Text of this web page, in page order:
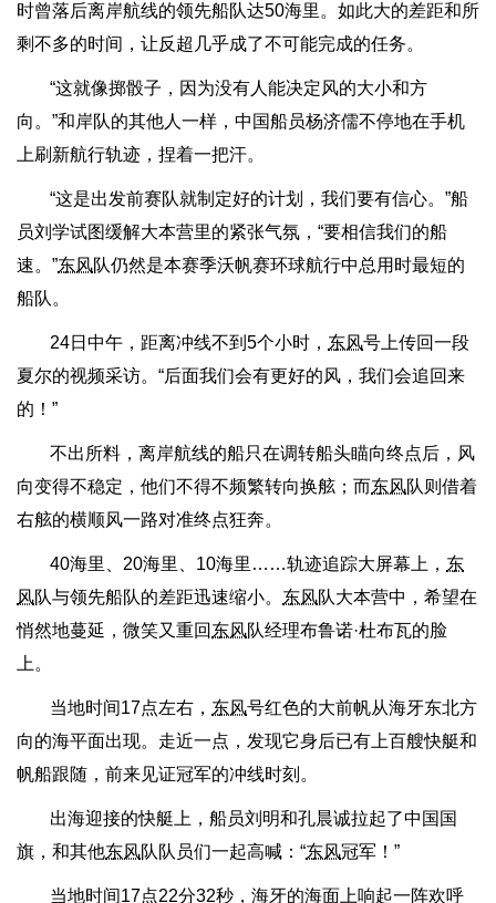
时曾落后离岸航线的领先船队达50海里。如此大的差距和所
剩不多的时间，让反超几乎成了不可能完成的任务。
“这就像掷骰子，因为没有人能决定风的大小和方
向。”和岸队的其他人一样，中国船员杨济儒不停地在手机
上刷新航行轨迹，捏着一把汗。
“这是出发前赛队就制定好的计划，我们要有信心。”船
员刘学试图缓解大本营里的紧张气氛，“要相信我们的船
速。”东风队仍然是本赛季沃帆赛环球航行中总用时最短的
船队。
24日中午，距离冲线不到5个小时， 东风号上传回一段
夏尔的视频采访。“后面我们会有更好的风，我们会追回来
的！”
不出所料，离岸航线的船只在调转船头瞄向终点后，风
向变得不稳定，他们不得不频繁转向换舷；而东风队则借着
右舷的横顺风一路对准终点狂奔。
40海里、20海里、10海里……轨迹追踪大屏幕上， 东
风队与领先船队的差距迅速缩小。 东风队大本营中，希望在
悄然地蔓延，微笑又重回 东风队经理布鲁诺·杜布瓦的脸
上。
当地时间17点左右， 东风号红色的大前帆从海牙东北方
向的海平面出现。走近一点，发现它身后已有上百艘快艇和
帆船跟随，前来见证冠军的冲线时刻。
出海迎接的快艇上，船员刘明和孔晨诚拉起了中国国
旗，和其他东风队队员们一起高喊：“东风冠军！”
当地时间17点22分32秒，海牙的海面上响起一阵欢呼